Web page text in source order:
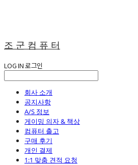
조 군 컴 퓨 터
LOG IN로그인
회사 소개
공지사항
A/S 정보
게이밍 의자 & 책상
컴퓨터 출고
구매 후기
개인 결제
1:1 맞춤 견적 요청